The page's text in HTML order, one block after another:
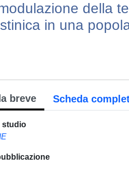
della
in una
breve Scheda
studio